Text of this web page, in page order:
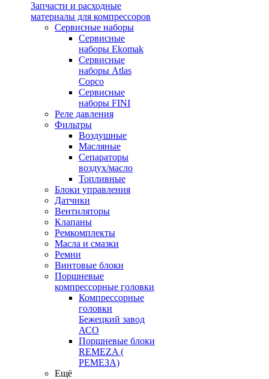
Запчасти и расходные
материалы для компрессоров
Cервисные наборы
Сервисные
наборы Ekomak
Cервисные
наборы Atlas
Copco
Сервисные
наборы FINI
Реле давления
Фильтры
Воздушные
Масляные
Сепараторы
воздух/масло
Топливные
Блоки управления
Датчики
Вентиляторы
Клапаны
Ремкомплекты
Масла и смазки
Ремни
Винтовые блоки
Поршневые
компрессорные головки
Компрессорные
головки
Бежецкий завод
АСО
Поршневые блоки
REMEZA (
РЕМЕЗА)
Ещё